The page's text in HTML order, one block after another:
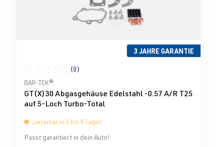
3 JAHRE GARANTIE
Durchschnittliche Bewertung von 0 von 5 Sternen
(0)
BAR-TEK®
GT(X)30 Abgasgehäuse Edelstahl -0.57 A/R T25
auf 5-Loch Turbo-Total
Lieferbar in 5 bis 8 Tagen
Passt garantiert in dein Auto!